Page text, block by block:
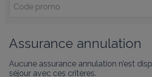
Assurance annulation
Aucune assurance annulation n’est
séjour avec ces critères.